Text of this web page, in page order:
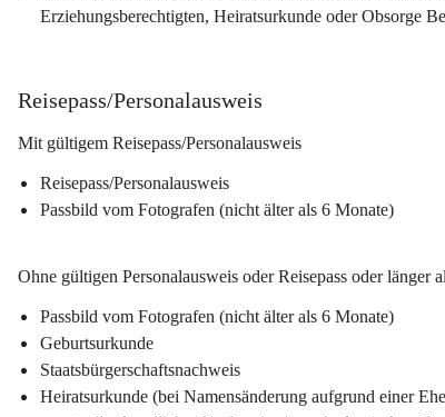
Erziehungsberechtigten, Heiratsurkunde oder Obsorge
Reisepass/Personalausweis
Mit gültigem Reisepass/Personalausweis
Reisepass/Personalausweis
Passbild vom Fotografen (nicht älter als 6 Monate)
Ohne gültigen Personalausweis oder Reisepass oder länger
Passbild vom Fotografen (nicht älter als 6 Monate)
Geburtsurkunde
Staatsbürgerschaftsnachweis
Heiratsurkunde (bei Namensänderung aufgrund einer